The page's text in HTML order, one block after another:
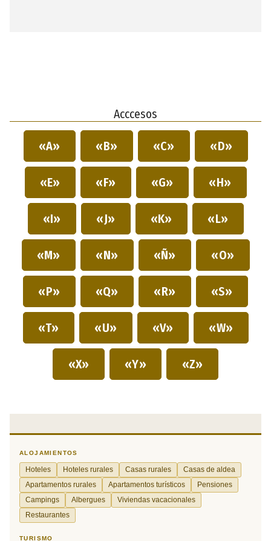
Acccesos
«A» «B» «C» «D»
«E» «F» «G» «H»
«I» «J» «K» «L»
«M» «N» «Ñ» «O»
«P» «Q» «R» «S»
«T» «U» «V» «W»
«X» «Y» «Z»